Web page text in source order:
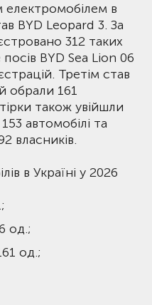
в
BYD Leopard 3. За
312 таких
BYD Sea Lion 06
Третім став
обрали 161
також увійшли
автомобілі та
власників.
в Україні у 2026
од.;
од.;